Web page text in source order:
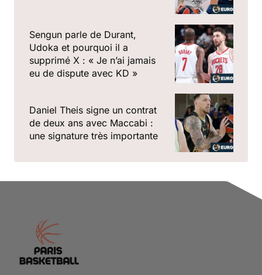
Sengun parle de Durant,
Udoka et pourquoi il a
supprimé X : « Je n’ai jamais
eu de dispute avec KD »
Daniel Theis signe un contrat
de deux ans avec Maccabi :
une signature très importante